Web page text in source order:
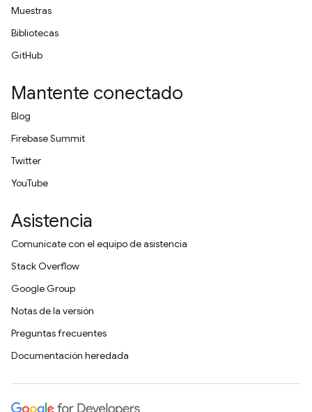
Muestras
Bibliotecas
GitHub
Mantente conectado
Blog
Firebase Summit
Twitter
YouTube
Asistencia
Comunícate con el equipo de asistencia
Stack Overflow
Google Group
Notas de la versión
Preguntas frecuentes
Documentación heredada